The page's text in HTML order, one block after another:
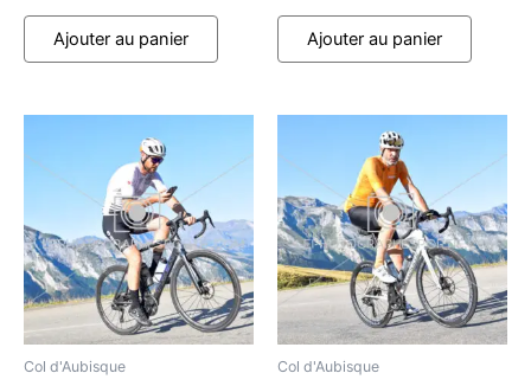
Ajouter au panier Ajouter au panier
Col d'Aubisque Col d'Aubisque